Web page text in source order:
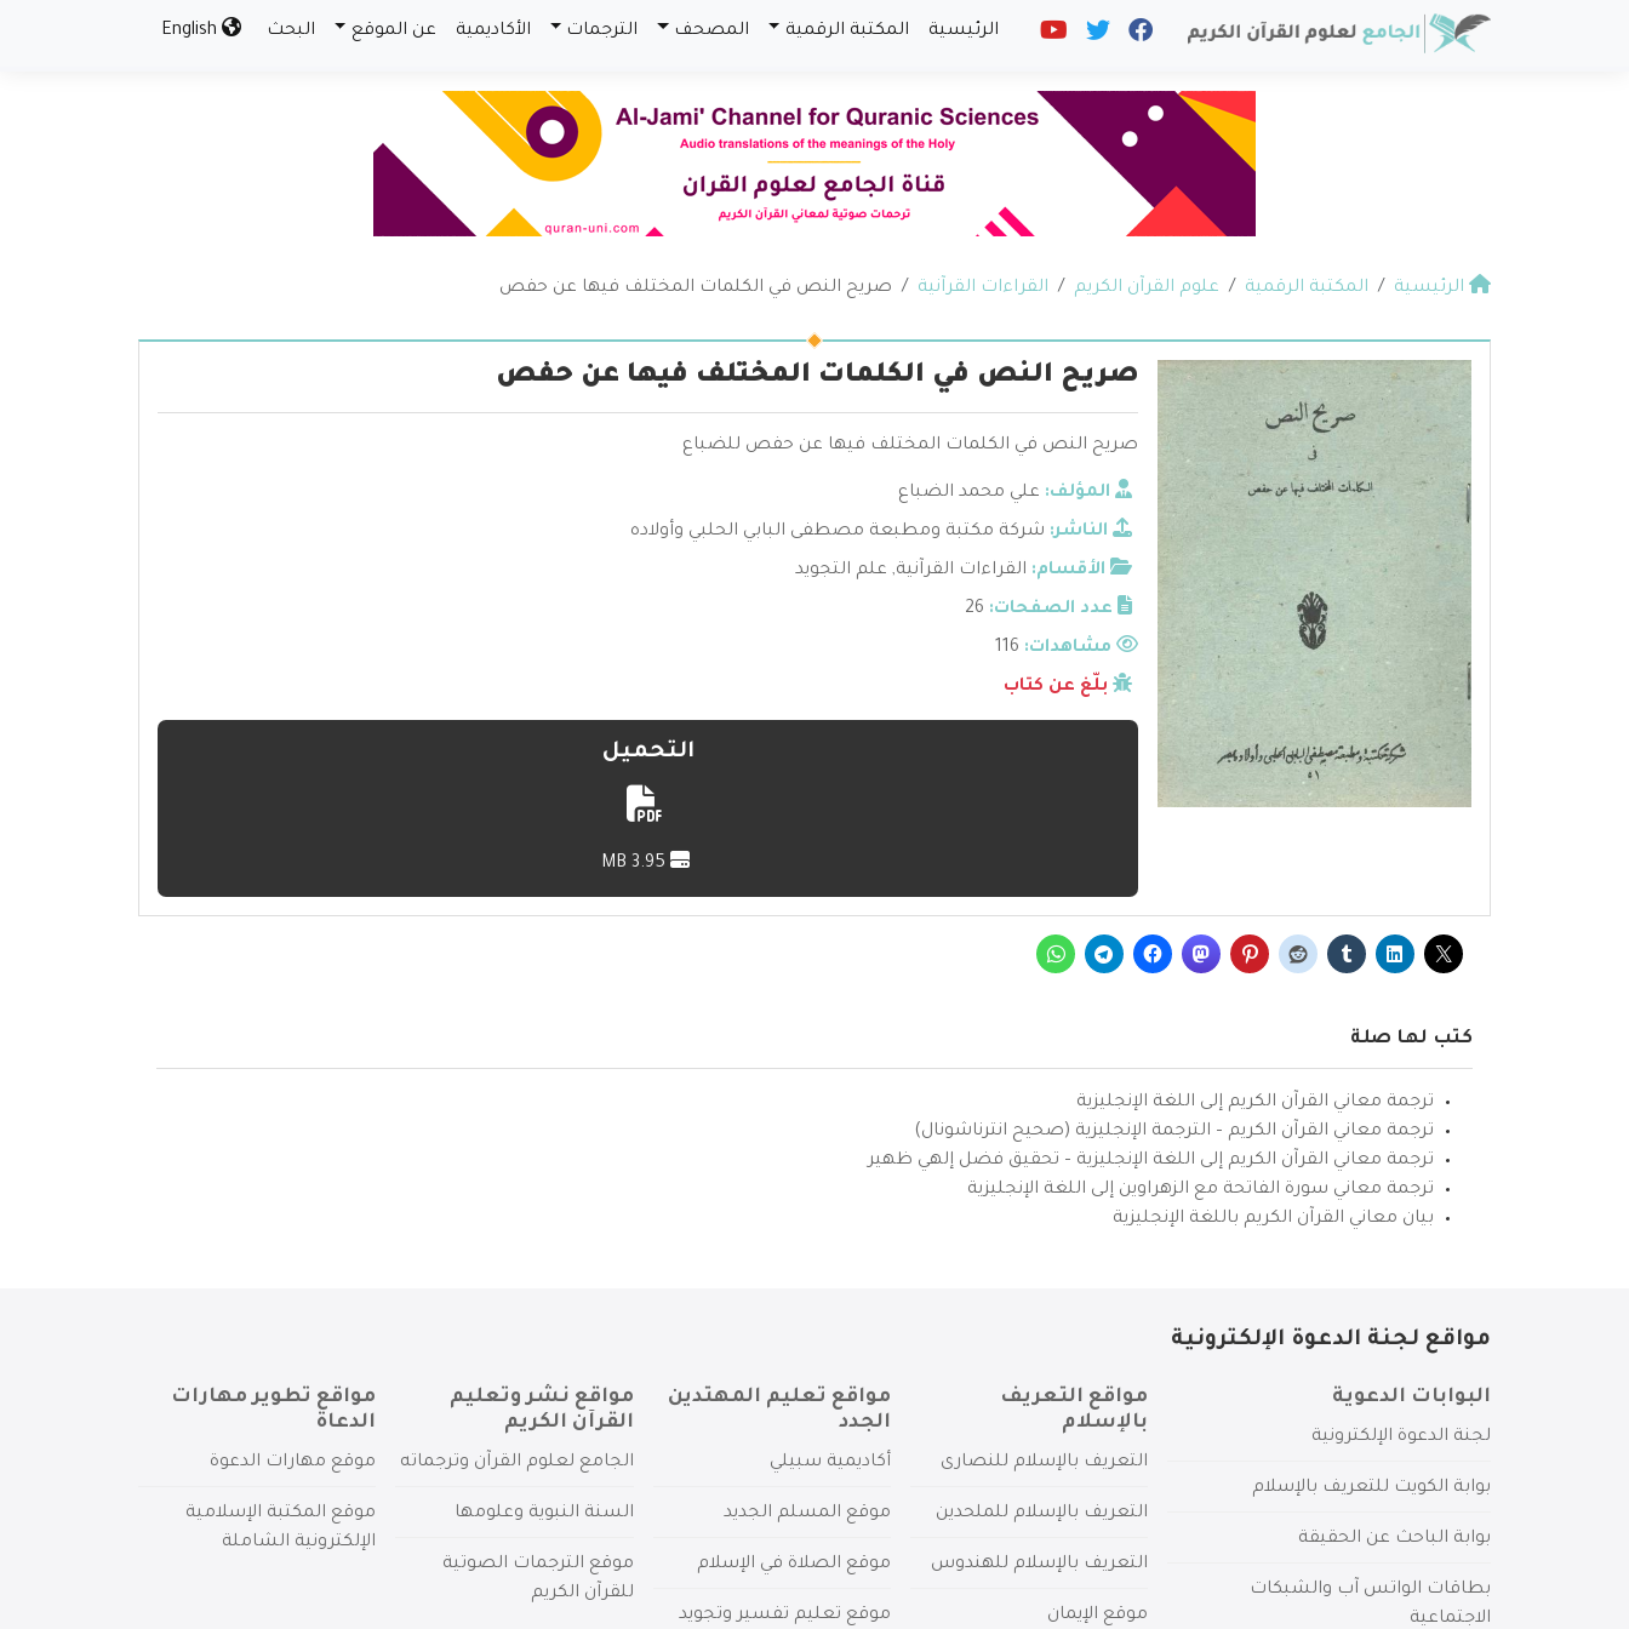
الرئيسية المكتبة الرقمية المصحف الترجمات الأكاديمية عن الموقع البحث
الرئيسية المكتبة الرقمية علوم القرآن الكريم القراءات القرآنية صريح النص في الكلمات المختلف فيها عن حفص
صريح النص في الكلمات المختلف فيها عن حفص
صريح النص في الكلمات المختلف فيها عن حفص للضباع
المؤلف: علي محمد الضباع
الناشر: شركة مكتبة ومطبعة مصطفى البابي الحلبي وأولاده
الأقسام: القراءات القرآنية, علم التجويد
عدد الصفحات: 26
مشاهدات:
بلّغ عن كتاب
التحميل
كتب لها صلة
ترجمة معاني القرآن الكريم إلى اللغة الإنجليزية
ترجمة معاني القرآن الكريم – الترجمة الإنجليزية (صحيح انترناشونال)
ترجمة معاني القرآن الكريم إلى اللغة الإنجليزية – تحقيق فضل إلهي ظهير
ترجمة معاني سورة الفاتحة مع الزهراوين إلى اللغة الإنجليزية
بيان معاني القرآن الكريم باللغة الإنجليزية
مواقع لجنة الدعوة الإلكترونية
البوابات الدعوية
لجنة الدعوة الإلكترونية
بوابة الكويت للتعريف بالإسلام
بوابة الباحث عن الحقيقة
بطاقات الواتس آب والشبكات
الاجتماعية
مواقع التعريف
بالإسلام
التعريف بالإسلام للنصارى
التعريف بالإسلام للملحدين
التعريف بالإسلام للهندوس
موقع الإيمان
مواقع تعليم المهتدين
الجدد
أكاديمية سبيلي
موقع المسلم الجديد
موقع الصلاة في الإسلام
موقع تعليم تفسير وتجويد
مواقع نشر وتعليم
القرآن الكريم
الجامع لعلوم القرآن وترجماته
السنة النبوية وعلومها
موقع الترجمات الصوتية
للقرآن الكريم
مواقع تطوير مهارات
الدعاة
موقع مهارات الدعوة
موقع المكتبة الإسلامية
الإلكترونية الشاملة